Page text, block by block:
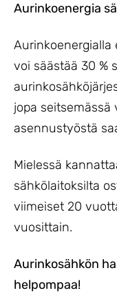
Aurinkoenergia
Aurinkoenergialla
voi säästää 30 %
jopa seitsemässä
asennustyöstä
Mielessä
sähkölaitoksilta
viimeiset 20
vuosittain.
Aurinkosähkön
helpompaa!